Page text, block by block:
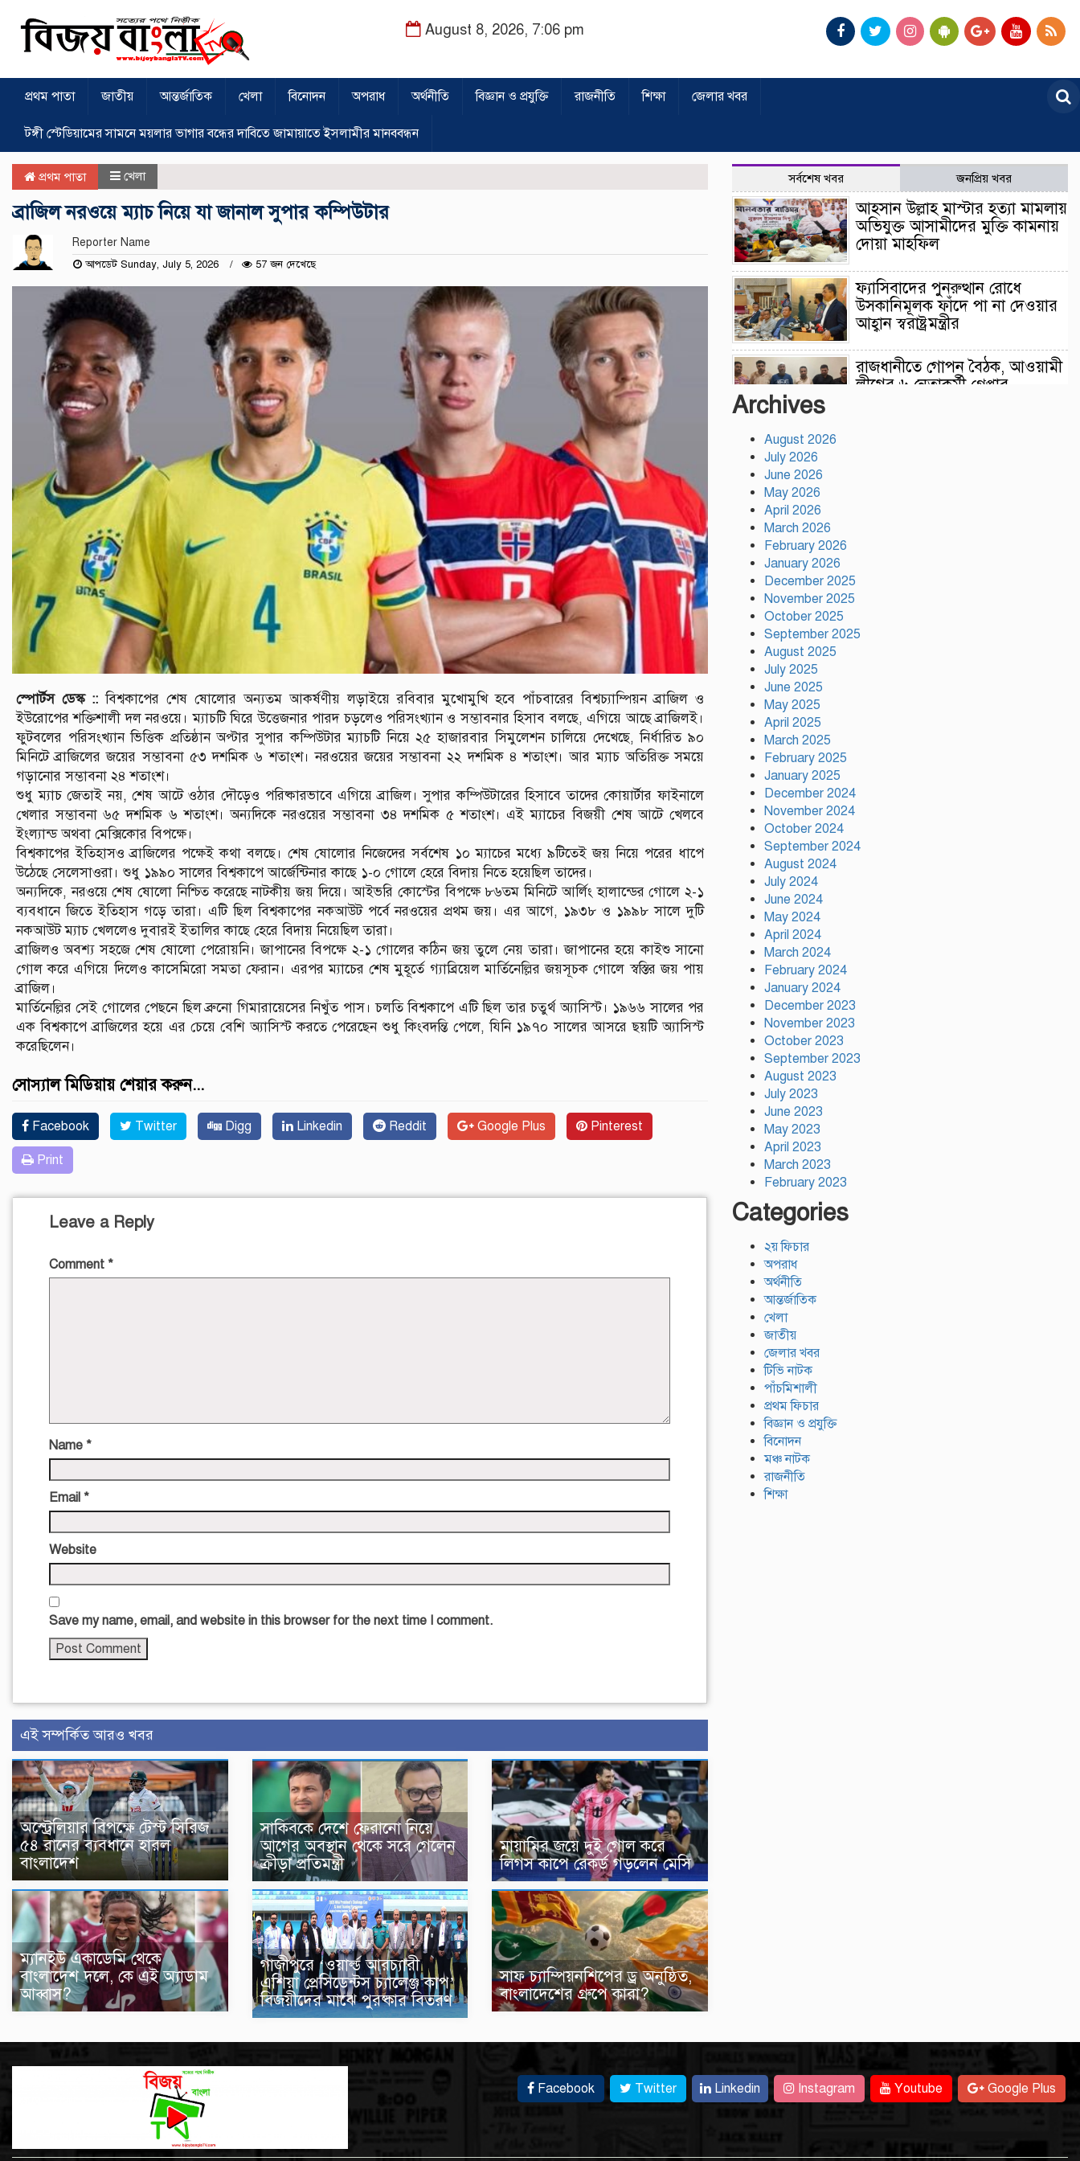
August 8, 2026, 7:06 pm
প্রথম পাতা জাতীয় আন্তর্জাতিক খেলা বিনোদন অপরাধ অর্থনীতি বিজ্ঞান ও প্রযুক্তি রাজনীতি শিক্ষা জেলার খবর
টঙ্গী স্টেডিয়ামের সামনে ময়লার ভাগার বন্ধের দাবিতে জামায়াতে ইসলামীর মানববন্ধন
প্রথম পাতা খেলা
ব্রাজিল নরওয়ে ম্যাচ নিয়ে যা জানাল সুপার কম্পিউটার
Reporter Name
আপডেট Sunday, July 5, 2026 57 জন দেখেছে
স্পোর্টস ডেস্ক :: বিশ্বকাপের শেষ ষোলোর অন্যতম আকর্ষণীয় লড়াইয়ে রবিবার মুখোমুখি হবে পাঁচবারের বিশ্বচ্যাম্পিয়ন ব্রাজিল ও
ইউরোপের শক্তিশালী দল নরওয়ে। ম্যাচটি ঘিরে উত্তেজনার পারদ চড়লেও পরিসংখ্যান ও সম্ভাবনার হিসাব বলছে, এগিয়ে আছে ব্রাজিলই।
ফুটবলের পরিসংখ্যান ভিত্তিক প্রতিষ্ঠান অপ্টার সুপার কম্পিউটার ম্যাচটি নিয়ে ২৫ হাজারবার সিমুলেশন চালিয়ে দেখেছে, নির্ধারিত ৯০
মিনিটে ব্রাজিলের জয়ের সম্ভাবনা ৫৩ দশমিক ৬ শতাংশ। নরওয়ের জয়ের সম্ভাবনা ২২ দশমিক ৪ শতাংশ। আর ম্যাচ অতিরিক্ত সময়ে
গড়ানোর সম্ভাবনা ২৪ শতাংশ।
শুধু ম্যাচ জেতাই নয়, শেষ আটে ওঠার দৌড়েও পরিষ্কারভাবে এগিয়ে ব্রাজিল। সুপার কম্পিউটারের হিসাবে তাদের কোয়ার্টার ফাইনালে
খেলার সম্ভাবনা ৬৫ দশমিক ৬ শতাংশ। অন্যদিকে নরওয়ের সম্ভাবনা ৩৪ দশমিক ৫ শতাংশ। এই ম্যাচের বিজয়ী শেষ আটে খেলবে
ইংল্যান্ড অথবা মেক্সিকোর বিপক্ষে।
বিশ্বকাপের ইতিহাসও ব্রাজিলের পক্ষেই কথা বলছে। শেষ ষোলোর নিজেদের সর্বশেষ ১০ ম্যাচের মধ্যে ৯টিতেই জয় নিয়ে পরের ধাপে
উঠেছে সেলেসাওরা। শুধু ১৯৯০ সালের বিশ্বকাপে আর্জেন্টিনার কাছে ১-০ গোলে হেরে বিদায় নিতে হয়েছিল তাদের।
অন্যদিকে, নরওয়ে শেষ ষোলো নিশ্চিত করেছে নাটকীয় জয় দিয়ে। আইভরি কোস্টের বিপক্ষে ৮৬তম মিনিটে আর্লিং হালান্ডের গোলে ২-১
ব্যবধানে জিতে ইতিহাস গড়ে তারা। এটি ছিল বিশ্বকাপের নকআউট পর্বে নরওয়ের প্রথম জয়। এর আগে, ১৯৩৮ ও ১৯৯৮ সালে দুটি
নকআউট ম্যাচ খেললেও দুবারই ইতালির কাছে হেরে বিদায় নিয়েছিল তারা।
ব্রাজিলও অবশ্য সহজে শেষ ষোলো পেরোয়নি। জাপানের বিপক্ষে ২-১ গোলের কঠিন জয় তুলে নেয় তারা। জাপানের হয়ে কাইশু সানো
গোল করে এগিয়ে দিলেও কাসেমিরো সমতা ফেরান। এরপর ম্যাচের শেষ মুহূর্তে গ্যাব্রিয়েল মার্তিনেল্লির জয়সূচক গোলে স্বস্তির জয় পায়
ব্রাজিল।
মার্তিনেল্লির সেই গোলের পেছনে ছিল ব্রুনো গিমারায়েসের নিখুঁত পাস। চলতি বিশ্বকাপে এটি ছিল তার চতুর্থ অ্যাসিস্ট। ১৯৬৬ সালের পর
এক বিশ্বকাপে ব্রাজিলের হয়ে এর চেয়ে বেশি অ্যাসিস্ট করতে পেরেছেন শুধু কিংবদন্তি পেলে, যিনি ১৯৭০ সালের আসরে ছয়টি অ্যাসিস্ট
করেছিলেন।
সোস্যাল মিডিয়ায় শেয়ার করুন...
Facebook Twitter Digg Linkedin Reddit Google Plus Pinterest
Print
Leave a Reply
Comment *
Name *
Email *
Website
Save my name, email, and website in this browser for the next time I comment.
এই সম্পর্কিত আরও খবর
অস্ট্রেলিয়ার বিপক্ষে টেস্ট সিরিজ
৫৪ রানের ব্যবধানে হারল
বাংলাদেশ
সাকিবকে দেশে ফেরানো নিয়ে
আগের অবস্থান থেকে সরে গেলেন
ক্রীড়া প্রতিমন্ত্রী
মায়ামির জয়ে দুই গোল করে
লিগস কাপে রেকর্ড গড়লেন মেসি
ম্যানইউ একাডেমি থেকে
বাংলাদেশ দলে, কে এই অ্যাডাম
আব্বাস?
গাজীপুরে ‘ওয়ার্ল্ড আরচ্যারী
এশিয়া প্রেসিডেন্টস চ্যালেঞ্জ কাপ’
বিজয়ীদের মাঝে পুরষ্কার বিতরণ
সাফ চ্যাম্পিয়নশিপের ড্র অনুষ্ঠিত,
বাংলাদেশের গ্রুপে কারা?
সর্বশেষ খবর জনপ্রিয় খবর
আহসান উল্লাহ মাস্টার হত্যা মামলায়
অভিযুক্ত আসামীদের মুক্তি কামনায়
দোয়া মাহফিল
ফ্যাসিবাদের পুনরুত্থান রোধে
উসকানিমূলক ফাঁদে পা না দেওয়ার
আহ্বান স্বরাষ্ট্রমন্ত্রীর
রাজধানীতে গোপন বৈঠক, আওয়ামী
লীগের ৬ নেতাকর্মী গ্রেপ্তার
ধরতে চাই: পর্যটন মন্ত্রী
ময়মনসিংহে ‘সবুজ বাংলাদেশ’
Archives
August 2026
July 2026
June 2026
May 2026
April 2026
March 2026
February 2026
January 2026
December 2025
November 2025
October 2025
September 2025
August 2025
July 2025
June 2025
May 2025
April 2025
March 2025
February 2025
January 2025
December 2024
November 2024
October 2024
September 2024
August 2024
July 2024
June 2024
May 2024
April 2024
March 2024
February 2024
January 2024
December 2023
November 2023
October 2023
September 2023
August 2023
July 2023
June 2023
May 2023
April 2023
March 2023
February 2023
Categories
২য় ফিচার
অপরাধ
অর্থনীতি
আন্তর্জাতিক
খেলা
জাতীয়
জেলার খবর
টিভি নাটক
পাঁচমিশালী
প্রথম ফিচার
বিজ্ঞান ও প্রযুক্তি
বিনোদন
মঞ্চ নাটক
রাজনীতি
শিক্ষা
Facebook Twitter Linkedin Instagram Youtube Google Plus